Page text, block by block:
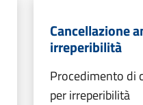
Cancellazione
irreperibilità
Procedimento di
per irreperibilità